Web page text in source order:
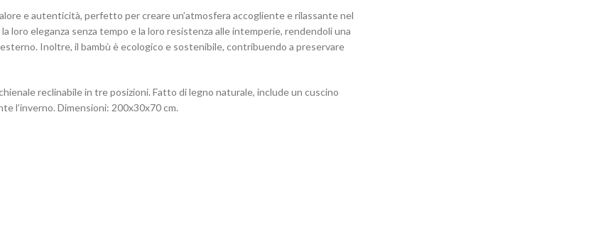
e autenticità, perfetto per creare un’atmosfera accogliente e rilassante nel
eleganza senza tempo e la loro resistenza alle intemperie, rendendoli una
Inoltre, il bambù è ecologico e sostenibile, contribuendo a preservare
reclinabile in tre posizioni. Fatto di legno naturale, include un cuscino
l’inverno. Dimensioni: 200x30x70 cm.